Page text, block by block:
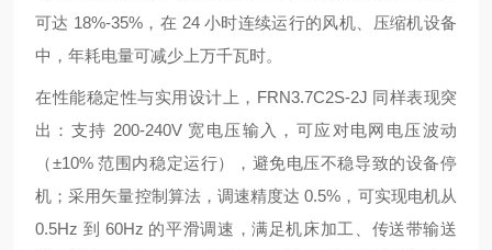
可达 18%-35%，在 24 小时连续运行的风机、压缩机设备
中，年耗电量可减少上万千瓦时。
在性能稳定性与实用设计上，FRN3.7C2S-2J 同样表现突
出：支持 200-240V 宽电压输入，可应对电网电压波动
（±10% 范围内稳定运行），避免电压不稳导致的设备停
机；采用矢量控制算法，调速精度达 0.5%，可实现电机从
0.5Hz 到 60Hz 的平滑调速，满足机床加工、传送带输送